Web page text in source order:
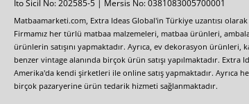
İto Sicil No: 202585-5 | Mersis No: 0381083005700001
Matbaamarketi.com, Extra Ideas Global'in Türkiye uzantısı
Firmamız her türlü matbaa malzemeleri, matbaa ürünleri,
ürünlerin satışını yapmaktadır. Ayrıca, ev dekorasyon ürünleri,
benzer vintage alanında birçok ürün satışı yapılmaktadır. Extra
Amerika'da kendi şirketleri ile online satış yapmaktadır. Ayrıca
birçok pazaryerine ürün tedarik hizmeti sağlanmaktadır.